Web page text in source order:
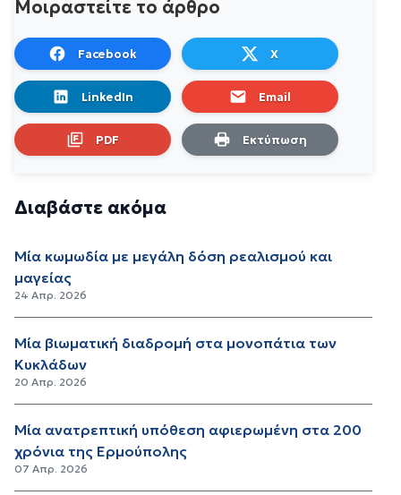
Μοιραστείτε το άρθρο
Facebook X
LinkedIn Email
PDF Εκτύπωση
Διαβάστε ακόμα
Μία κωμωδία με μεγάλη δόση ρεαλισμού και
μαγείας
24 Απρ. 2026
Μία βιωματική διαδρομή στα μονοπάτια των
Κυκλάδων
20 Απρ. 2026
Μία ανατρεπτική υπόθεση αφιερωμένη στα 200
χρόνια της Ερμούπολης
07 Απρ. 2026